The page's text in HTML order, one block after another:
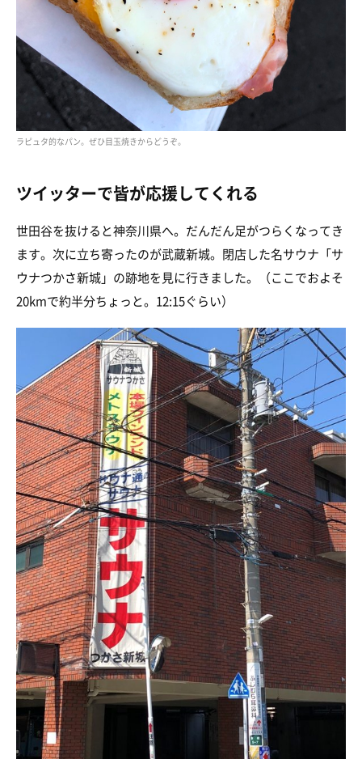
ラピュタ的なパン。ぜひ目玉焼きからどうぞ。
ツイッターで皆が応援してくれる
世田谷を抜けると神奈川県へ。だんだん足がつらくなってき
ます。次に立ち寄ったのが武蔵新城。閉店した名サウナ「サ
ウナつかさ新城」の跡地を見に行きました。（ここでおよそ
20kmで約半分ちょっと。12:15ぐらい）